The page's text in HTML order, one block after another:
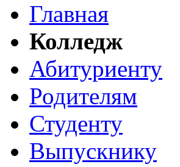
Главная
Колледж
Абитуриенту
Родителям
Студенту
Выпускнику